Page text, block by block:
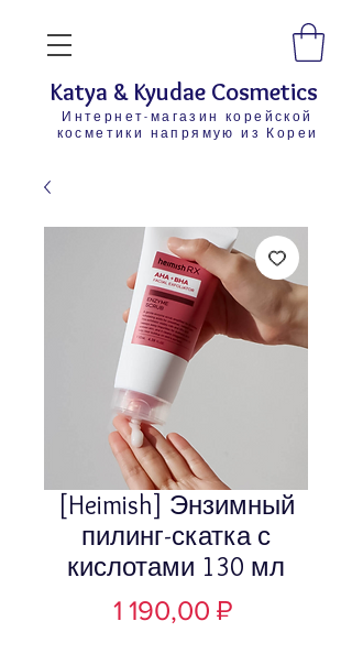
Katya & Kyudae Cosmetics
Интернет-магазин корейской
косметики напрямую из Кореи
[Heimish] Энзимный
пилинг-скатка с
кислотами 130 мл
1 190,00 ₽